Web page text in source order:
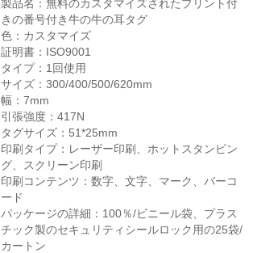
製品名：無料のカスタマイズされたプリント付
きの番号付き牛の牛の耳タグ
色：カスタマイズ
証明書：ISO9001
タイプ：1回使用
サイズ：300/400/500/620mm
幅：7mm
引張強度：417N
タグサイズ：51*25mm
印刷タイプ：レーザー印刷、ホットスタンピン
グ、スクリーン印刷
印刷コンテンツ：数字、文字、マーク、バーコ
ード
パッケージの詳細：100％/ビニール袋、プラス
チック製のセキュリティシールロック用の25袋/
カートン